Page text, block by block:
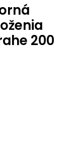
200